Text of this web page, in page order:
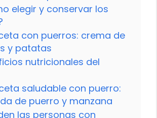
elegir y conservar los
con puerros: crema de
y patatas
nutricionales del
saludable con puerro:
de puerro y manzana
las personas con